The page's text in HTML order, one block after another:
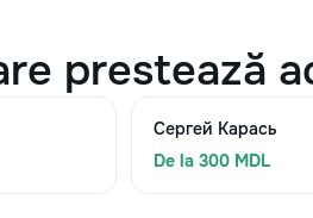
prestează
Сергей Карась
De la 300 MDL